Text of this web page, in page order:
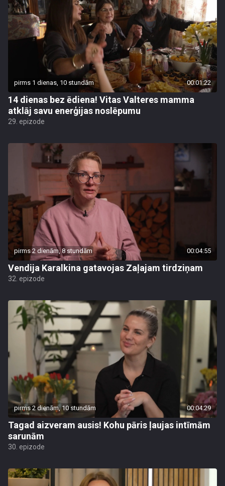
pirms 1 dienas, 10 stundām 00:01:22
14 dienas bez ēdiena! Vitas Valteres mamma
atklāj savu enerģijas noslēpumu
29. epizode
pirms 2 dienām, 8 stundām 00:04:55
Vendija Karalkina gatavojas Zaļajam tirdziņam
32. epizode
pirms 2 dienām, 10 stundām 00:04:29
Tagad aizveram ausis! Kohu pāris ļaujas intīmām
sarunām
30. epizode